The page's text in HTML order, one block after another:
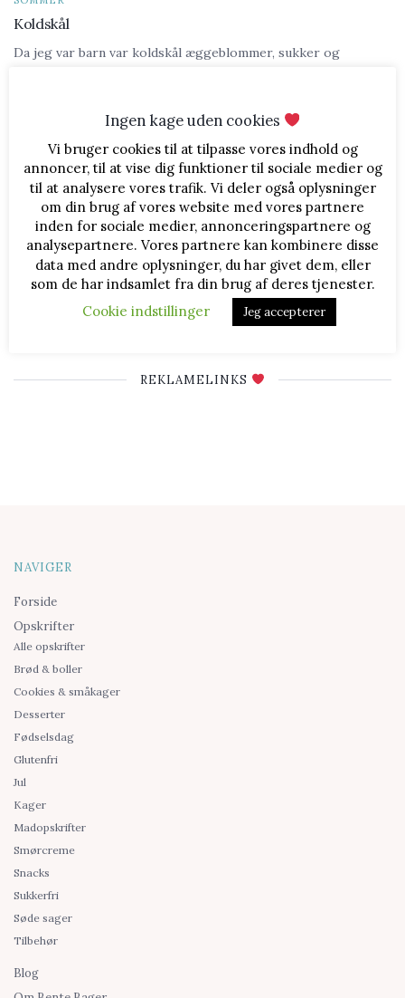
Koldskål
Da jeg var barn var koldskål æggeblommer, sukker og
FØLG MED
FØLG MED
The Instagram Access Token is expired, Go to the Customizer > JNews
: Social, Like & View > Instagram Feed Setting, to refresh it.
REKLAMELINKS
NAVIGER
Forside
Opskrifter
Alle opskrifter
Brød & boller
Cookies & småkager
Desserter
Fødselsdag
Glutenfri
Jul
Kager
Madopskrifter
Smørcreme
Snacks
Sukkerfri
Søde sager
Tilbehør
Blog
Ingen kage uden cookies
Vi bruger cookies til at tilpasse vores indhold og
annoncer, til at vise dig funktioner til sociale medier og
til at analysere vores trafik. Vi deler også oplysninger
om din brug af vores website med vores partnere
inden for sociale medier, annonceringspartnere og
analysepartnere. Vores partnere kan kombinere disse
data med andre oplysninger, du har givet dem, eller
som de har indsamlet fra din brug af deres tjenester.
Cookie indstillinger
Jeg accepterer